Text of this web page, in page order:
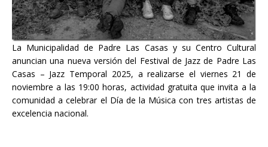
La Municipalidad de Padre Las Casas y su Centro Cultural
anuncian una nueva versión del Festival de Jazz de Padre Las
Casas – Jazz Temporal 2025, a realizarse el viernes 21 de
noviembre a las 19:00 horas, actividad gratuita que invita a la
comunidad a celebrar el Día de la Música con tres artistas de
excelencia nacional.